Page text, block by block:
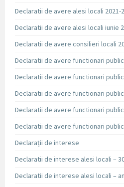
Declaratii de avere alesi locali 2021-
Declaratii de avere alesi locali iunie
Declaratii de avere consilieri locali
Declaratii de avere functionari
Declaratii de avere functionari
Declaratii de avere functionari
Declaratii de avere functionari
Declaratii de avere functionari
Declarații de interese
Declaratii de interese alesi locali –
Declaratii de interese alesi locali –